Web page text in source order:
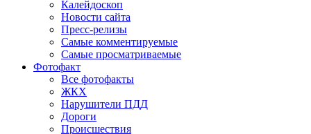
Калейдоскоп
Новости сайта
Пресс-релизы
Самые комментируемые
Самые просматриваемые
Фотофакт
Все фотофакты
ЖКХ
Нарушители ПДД
Дороги
Происшествия